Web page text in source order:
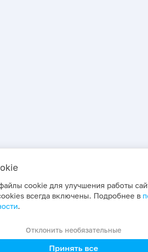
cookie для улучшения работы
всегда включены. Подробнее в
.
Отклонить необязательные
Принять все